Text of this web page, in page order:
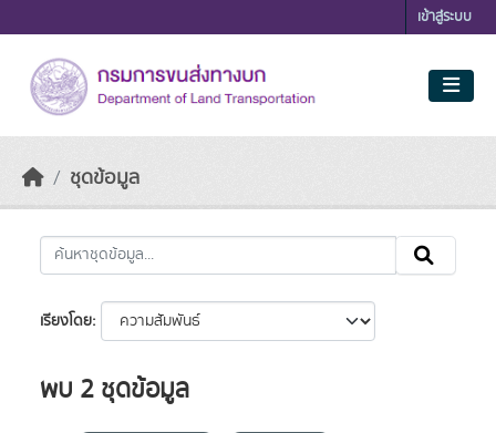
เข้าสู่ระบบ
ชุดข้อมูล
เรียงโดย
พบ 2 ชุดข้อมูล